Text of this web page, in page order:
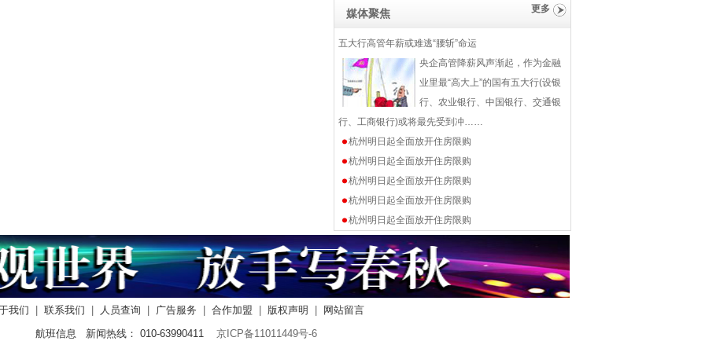
媒体聚焦 更多
五大行高管年薪或难逃“腰斩”命运
央企高管降薪风声渐起，作为金融
业里最“高大上”的国有五大行(设银
行、农业银行、中国银行、交通银
行、工商银行)或将最先受到冲……
杭州明日起全面放开住房限购
杭州明日起全面放开住房限购
杭州明日起全面放开住房限购
杭州明日起全面放开住房限购
杭州明日起全面放开住房限购
我们 联系我们 人员查询 广告服务 合作加盟 版权声明
网站留言
航班信息 新闻热线： 010-63990411 京ICP备11011449号-6